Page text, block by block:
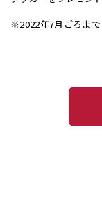
※2022年7月ごろまで